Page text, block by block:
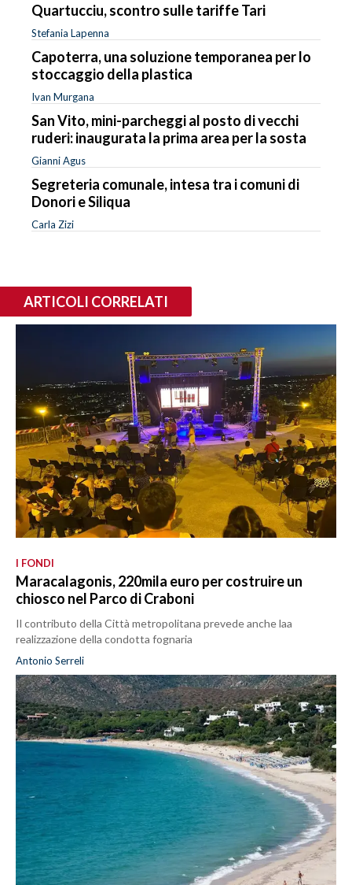
Quartucciu, scontro sulle tariffe Tari
Stefania Lapenna
Capoterra, una soluzione temporanea per lo
stoccaggio della plastica
Ivan Murgana
San Vito, mini-parcheggi al posto di vecchi
ruderi: inaugurata la prima area per la sosta
Gianni Agus
Segreteria comunale, intesa tra i comuni di
Donori e Siliqua
Carla Zizi
ARTICOLI CORRELATI
I FONDI
Maracalagonis, 220mila euro per costruire un
chiosco nel Parco di Craboni
Il contributo della Città metropolitana prevede anche laa
realizzazione della condotta fognaria
Antonio Serreli